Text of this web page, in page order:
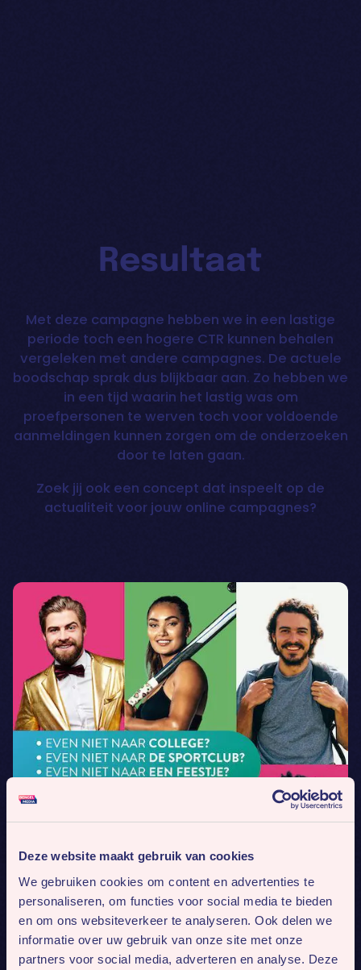
Deze website maakt gebruik van cookies
We gebruiken cookies om content en advertenties te
personaliseren, om functies voor social media te bieden
en om ons websiteverkeer te analyseren. Ook delen we
informatie over uw gebruik van onze site met onze
partners voor social media, adverteren en analyse. Deze
Resultaat
Met deze campagne hebben we in een lastige
periode toch een hogere CTR kunnen behalen
vergeleken met andere campagnes. De actuele
boodschap sprak dus blijkbaar aan. Zo hebben we
in een tijd waarin het lastig was om
proefpersonen te werven toch voor voldoende
aanmeldingen kunnen zorgen om de onderzoeken
door te laten gaan.
Zoek jij ook een concept dat inspeelt op de
actualiteit voor jouw online campagnes?